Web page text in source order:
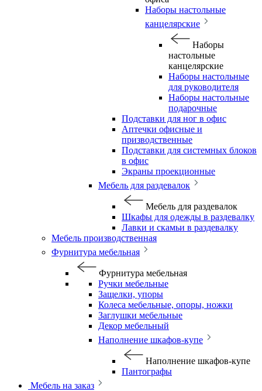
Наборы настольные
канцелярские
Наборы
настольные
канцелярские
Наборы настольные
для руководителя
Наборы настольные
подарочные
Подставки для ног в офис
Аптечки офисные и
призводственные
Подставки для системных блоков
в офис
Экраны проекционные
Мебель для раздевалок
Мебель для раздевалок
Шкафы для одежды в раздевалку
Лавки и скамьи в раздевалку
Мебель производственная
Фурнитура мебельная
Фурнитура мебельная
Ручки мебельные
Защелки, упоры
Колеса мебельные, опоры, ножки
Заглушки мебельные
Декор мебельный
Наполнение шкафов-купе
Наполнение шкафов-купе
Пантографы
Мебель на заказ